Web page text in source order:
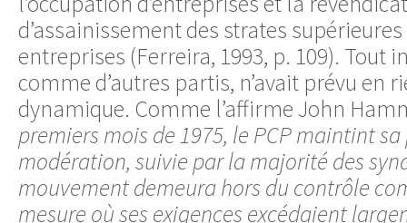
d’assainissement des strates
entreprises (Ferreira, 1993, p. 109). Tout
comme d’autres partis, n’avait prévu en
dynamique. Comme l’affirme John
premiers mois de 1975, le PCP maintint
modération, suivie par la majorité des
mouvement demeura hors du contrôle
mesure où ses exigences excédaient